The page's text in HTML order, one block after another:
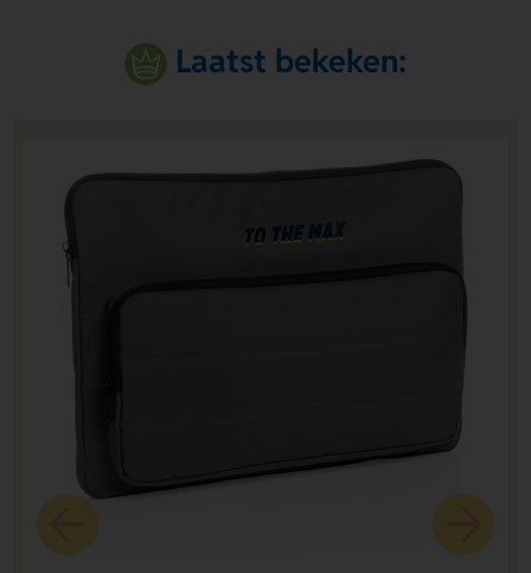
Laatst bekeken: